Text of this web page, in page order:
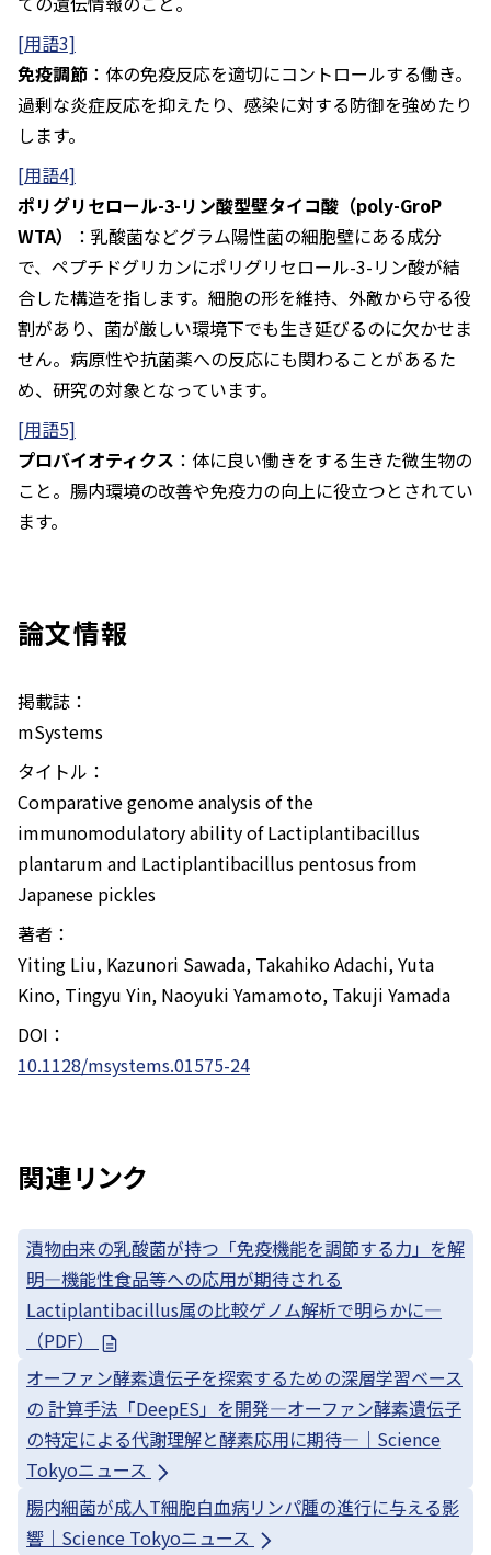
[用語3]
免疫調節 ：体の免疫反応を適切にコントロールする働き。
過剰な炎症反応を抑えたり、感染に対する防御を強めたり
します。
[用語4]
ポリグリセロール-3-リン酸型壁タイコ酸（poly-GroP
WTA）
：乳酸菌などグラム陽性菌の細胞壁にある成分
で、ペプチドグリカンにポリグリセロール-3-リン酸が結
合した構造を指します。細胞の形を維持、外敵から守る役
割があり、菌が厳しい環境下でも生き延びるのに欠かせま
せん。病原性や抗菌薬への反応にも関わることがあるた
め、研究の対象となっています。
[用語5]
プロバイオティクス ：体に良い働きをする生きた微生物の
こと。腸内環境の改善や免疫力の向上に役立つとされてい
ます。
論文情報
掲載誌：
mSystems
タイトル：
Comparative genome analysis of the
immunomodulatory ability ofLactiplantibacillus
plantarum and Lactiplantibacillus pentosusfrom
Japanese pickles
著者：
Yiting Liu, Kazunori Sawada, Takahiko Adachi, Yuta
Kino, Tingyu Yin, Naoyuki Yamamoto, Takuji Yamada
DOI：
10.1128/msystems.01575-24
関連リンク
漬物由来の乳酸菌が持つ「免疫機能を調節する力」を解
明—機能性食品等への応用が期待される
Lactiplantibacillus属の比較ゲノム解析で明らかに—
（PDF）
オーファン酵素遺伝子を探索するための深層学習ベース
の 計算手法「DeepES」を開発—オーファン酵素遺伝子
の特定による代謝理解と酵素応用に期待—｜Science
Tokyoニュース
腸内細菌が成人T細胞白血病リンパ腫の進行に与える影
響｜Science Tokyoニュース